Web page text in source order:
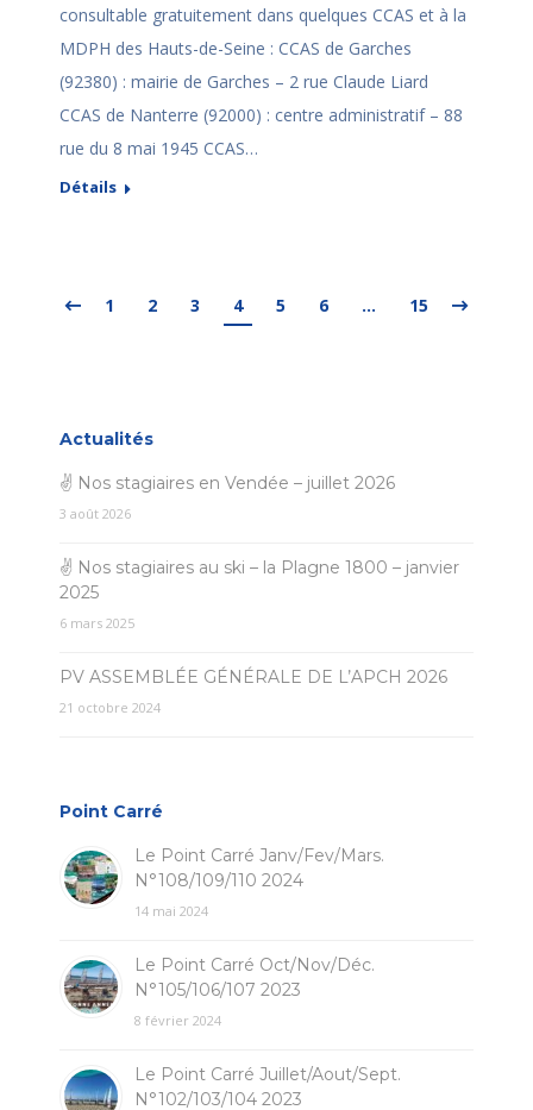
consultable gratuitement dans quelques CCAS et à la
MDPH des Hauts-de-Seine : CCAS de Garches
(92380) : mairie de Garches – 2 rue Claude Liard
CCAS de Nanterre (92000) : centre administratif – 88
rue du 8 mai 1945 CCAS…
Détails
1 2 3 4 5 6 … 15
Actualités
✌ Nos stagiaires en Vendée – juillet 2026
3 août 2026
✌ Nos stagiaires au ski – la Plagne 1800 – janvier
2025
6 mars 2025
PV ASSEMBLÉE GÉNÉRALE DE L’APCH 2026
21 octobre 2024
Point Carré
Le Point Carré Janv/Fev/Mars.
N°108/109/110 2024
14 mai 2024
Le Point Carré Oct/Nov/Déc.
N°105/106/107 2023
8 février 2024
Le Point Carré Juillet/Aout/Sept.
N°102/103/104 2023